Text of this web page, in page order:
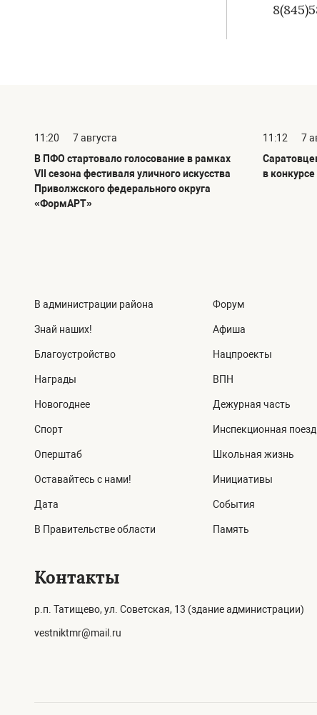
11:20
7 августа
В ПФО стартовало голосование в рамках
VII сезона фестиваля уличного искусства
Приволжского федерального округа
«ФормАРТ»
11:12
7
в
В администрации района
Знай наших!
Благоустройство
Награды
Новогоднее
Спорт
Оперштаб
Оставайтесь с нами!
Дата
В Правительстве области
Форум
Афиша
Нацпроекты
ВПН
Дежурная часть
Инспекционная
Школьная жизнь
Инициативы
События
Память
Контакты
р.п. Татищево, ул. Советская, 13 (здание администрации)
vestniktmr@mail.ru